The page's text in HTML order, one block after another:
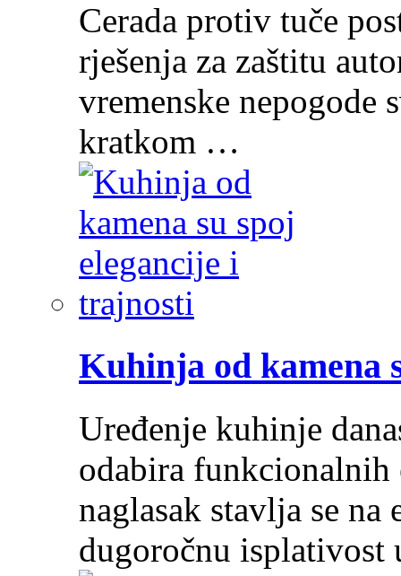
Cerada protiv tuče
rješenja za zaštitu
vremenske nepogode
kratkom …
Kuhinja od kamena
Uređenje kuhinje
odabira funkcionalnih
naglasak stavlja se
dugoročnu